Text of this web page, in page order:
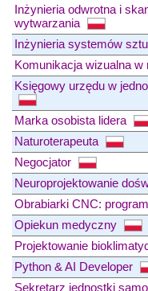
Inżynieria odwrotna i
wytwarzania
Inżynieria systemów
Komunikacja wizualna
Księgowy urzędu w
Marka osobista lidera
Naturoterapeuta
Negocjator
Neuroprojektowanie
Obrabiarki CNC:
Opiekun medyczny
Projektowanie
Python & AI Developer
Sekretarz jednostki